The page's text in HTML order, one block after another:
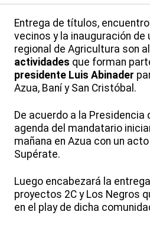
Entrega de títulos,
vecinos y la inauguración de
regional de Agricultura son
actividades que forman
presidente Luis Abinader
Azua, Baní y San Cristóbal.
De acuerdo a la Presidencia
agenda del mandatario
mañana en Azua con un
Supérate.
Luego encabezará la
proyectos 2C y Los Negros
en el play de dicha